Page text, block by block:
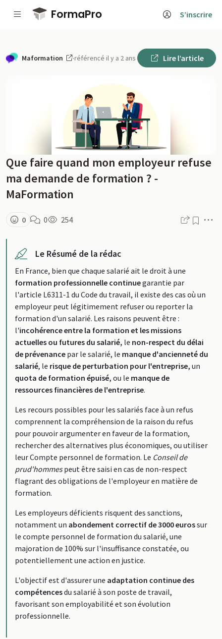
Passer au contenu principal
FormaPro S’inscrire
Maformation ·référencé il y a 2 ans Lire l’article
Que faire quand mon employeur refuse
ma demande de formation ? -
MaFormation
0 0 254
Le Résumé de la rédac
En France, bien que chaque salarié ait le droit à une
formation professionnelle continuegarantie par
l'article L6311-1 du Code du travail, il existe des cas où un
employeur peut légitimement refuser ou reporter la
formation d'un salarié. Les raisons peuvent être :
l'incohérence entre la formation et les missions
actuelles ou futures du salarié, le non-respect du délai
de prévenance par le salarié, le manque d'ancienneté du
salarié, le risque de perturbation pour l'entreprise, un
quota de formation épuisé, ou le manque de
ressources financières de l'entreprise.
Les recours possibles pour les salariés face à un refus
comprennent la compréhension de la raison du refus
pour pouvoir argumenter en faveur de la formation,
rechercher des alternatives plus économiques, ou utiliser
leur Compte personnel de formation. Le Conseil de
prud'hommespeut être saisi en cas de non-respect
flagrant des obligations de l'employeur en matière de
formation.
Les employeurs déficients risquent des sanctions,
notamment un abondement correctif de 3000 eurossur
le compte personnel de formation du salarié, une
majoration de 100% sur l'insuffisance constatée, ou
potentiellement une action en justice.
L'objectif est d'assurer une adaptation continue des
compétencesdu salarié à son poste de travail,
favorisant son employabilité et son évolution
professionnelle.